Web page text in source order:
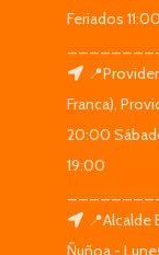
Feriados
Franca),
20:00
19:00
📍Alcalde
Ñuñoa -